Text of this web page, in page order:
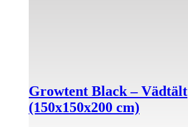
Growtent Black – Vädtält
(150x150x200 cm)